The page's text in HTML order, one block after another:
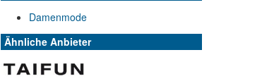
Damenmode
Ähnliche Anbieter